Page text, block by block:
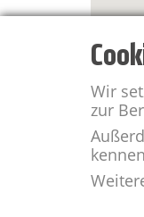
Wir
zur